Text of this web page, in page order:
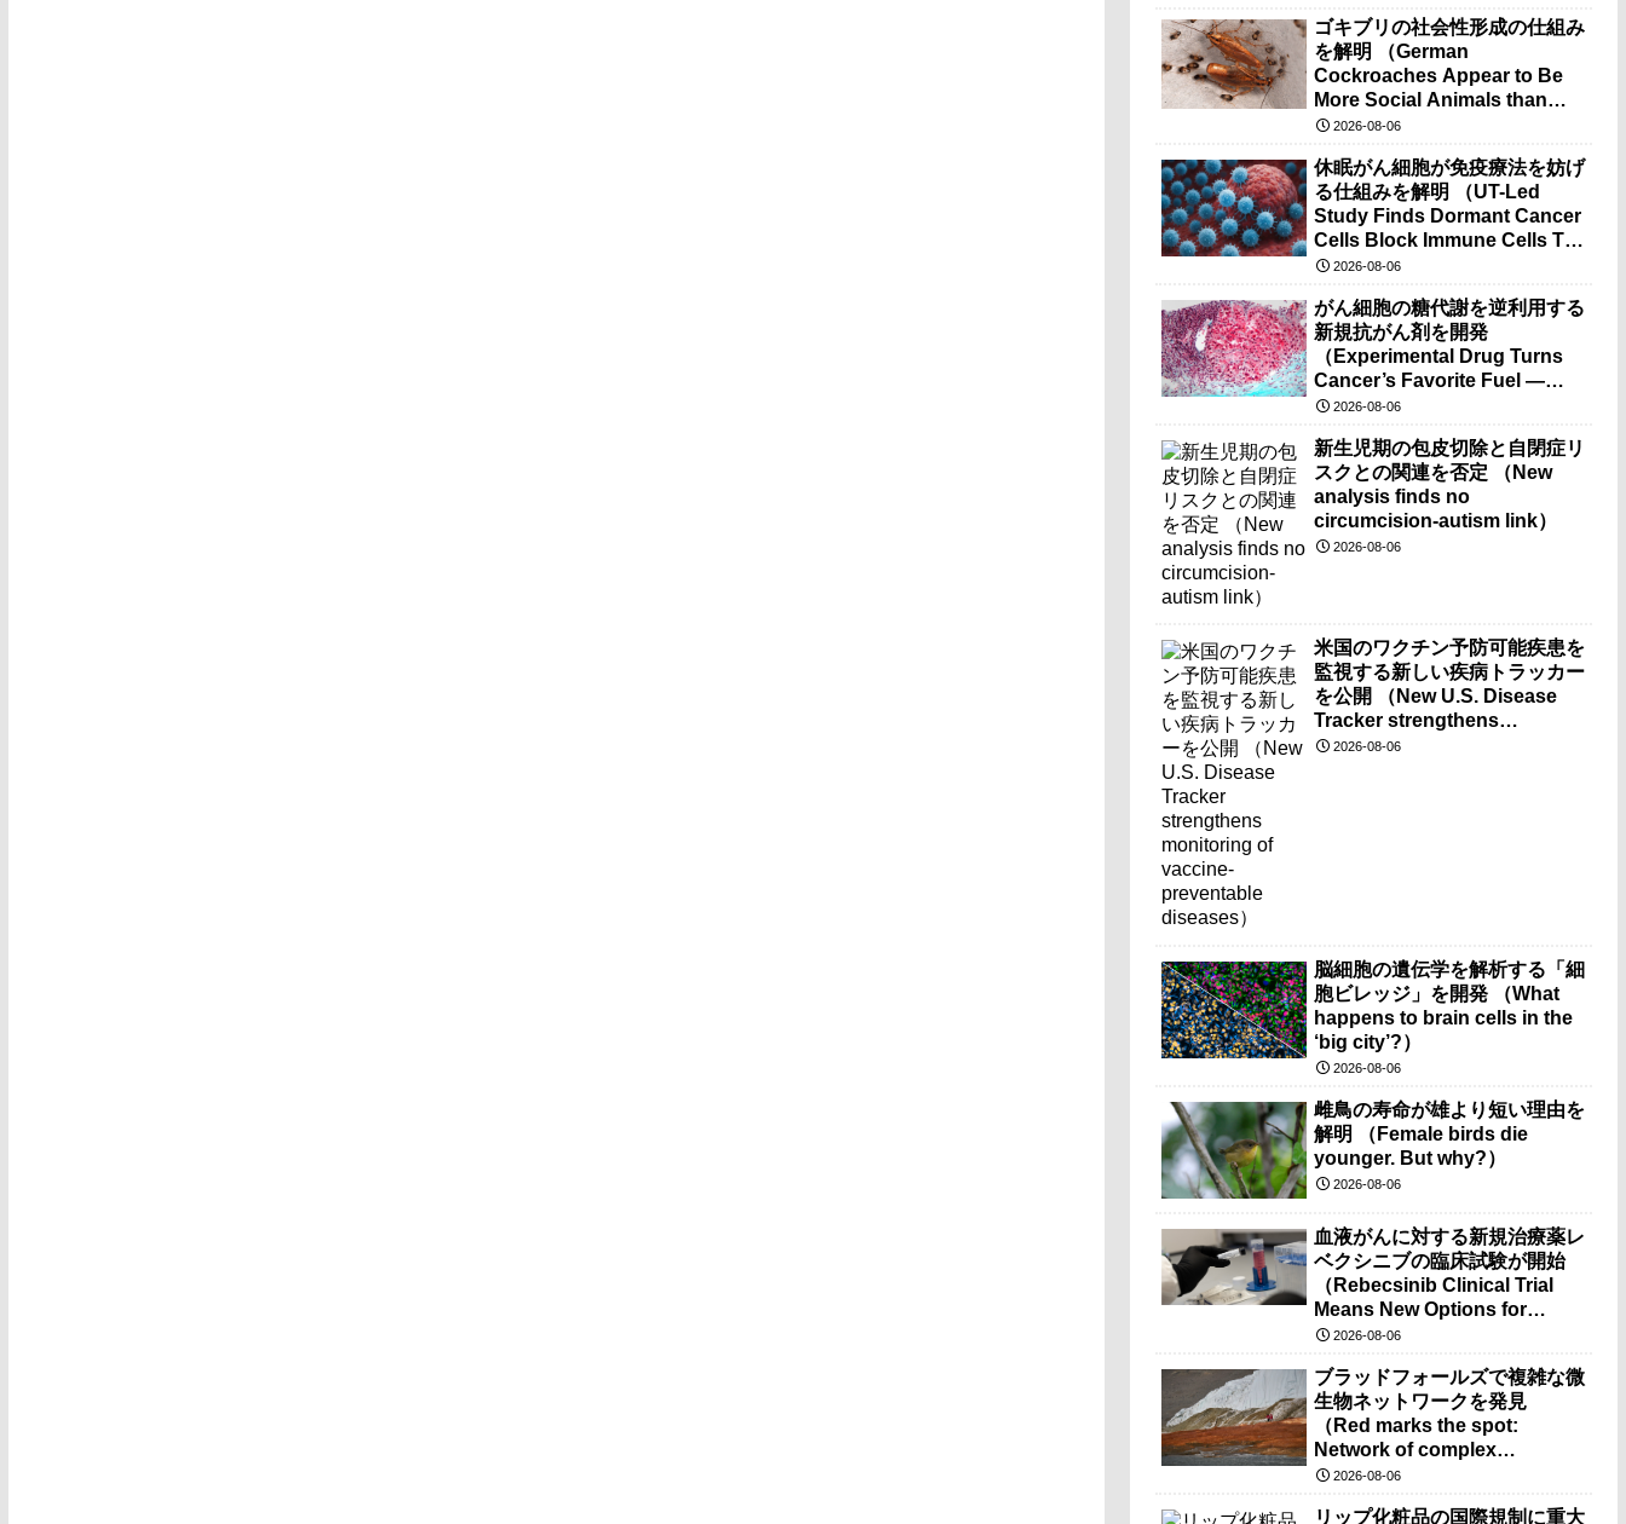
ゴキブリの社会性形成の仕組み
を解明 （German
Cockroaches Appear to Be
More Social Animals than
Previously Thought）
2026-08-06
休眠がん細胞が免疫療法を妨げ
る仕組みを解明 （UT-Led
Study Finds Dormant Cancer
Cells Block Immune Cells To
Disarm Immunotherapy）
2026-08-06
がん細胞の糖代謝を逆利用する
新規抗がん剤を開発
（Experimental Drug Turns
Cancer’s Favorite Fuel —
Sugar — Against It）
2026-08-06
新生児期の包皮切除と自閉症リ
スクとの関連を否定 （New
analysis finds no
circumcision-autism link）
2026-08-06
米国のワクチン予防可能疾患を
監視する新しい疾病トラッカー
を公開 （New U.S. Disease
Tracker strengthens
monitoring of vaccine-
2026-08-06
脳細胞の遺伝学を解析する「細
胞ビレッジ」を開発 （What
happens to brain cells in the
‘big city’?）
2026-08-06
雌鳥の寿命が雄より短い理由を
解明 （Female birds die
younger. But why?）
2026-08-06
血液がんに対する新規治療薬レ
ベクシニブの臨床試験が開始
（Rebecsinib Clinical Trial
Means New Options for
Blood Cancer）
2026-08-06
ブラッドフォールズで複雑な微
生物ネットワークを発見
（Red marks the spot:
Network of complex
microbes discovered at
2026-08-06
リップ化粧品の国際規制に重大